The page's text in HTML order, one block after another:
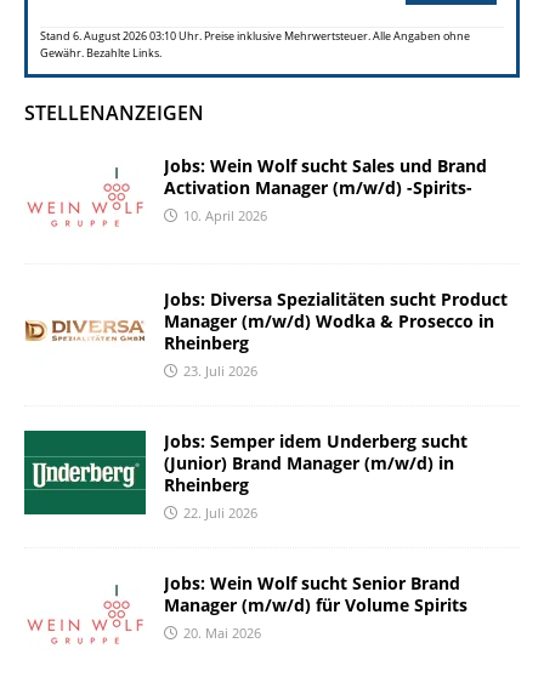
Stand 6. August 2026 03:10 Uhr. Preise inklusive Mehrwertsteuer. Alle Angaben ohne
Gewähr. Bezahlte Links.
STELLENANZEIGEN
Jobs: Wein Wolf sucht Sales und Brand
Activation Manager (m/w/d) -Spirits-
10. April 2026
Jobs: Diversa Spezialitäten sucht Product
Manager (m/w/d) Wodka & Prosecco in
Rheinberg
23. Juli 2026
Jobs: Semper idem Underberg sucht
(Junior) Brand Manager (m/w/d) in
Rheinberg
22. Juli 2026
Jobs: Wein Wolf sucht Senior Brand
Manager (m/w/d) für Volume Spirits
20. Mai 2026